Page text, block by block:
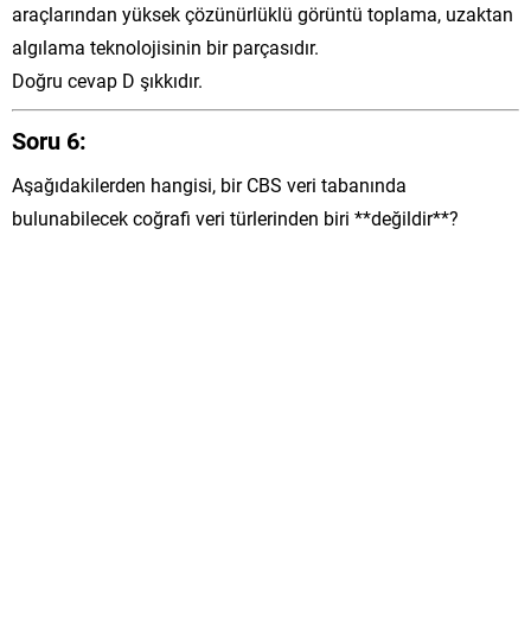
araçlarından yüksek çözünürlüklü görüntü toplama, uzaktan
algılama teknolojisinin bir parçasıdır.
Doğru cevap D şıkkıdır.
Soru 6:
Aşağıdakilerden hangisi, bir CBS veri tabanında
bulunabilecek coğrafi veri türlerinden biri **değildir**?